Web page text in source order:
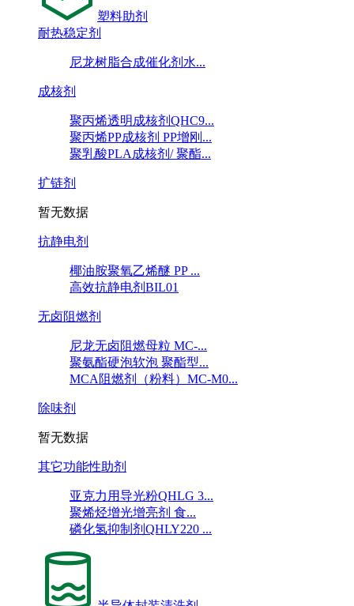
塑料助剂
耐热稳定剂
尼龙树脂合成催化剂水...
成核剂
聚丙烯透明成核剂QHC9...
聚丙烯PP成核剂 PP增刚...
聚乳酸PLA成核剂/ 聚酯...
扩链剂
暂无数据
抗静电剂
椰油胺聚氧乙烯醚 PP ...
高效抗静电剂BIL01
无卤阻燃剂
尼龙无卤阻燃母粒 MC-...
聚氨酯硬泡软泡 聚酯型...
MCA阻燃剂（粉料）MC-M0...
除味剂
暂无数据
其它功能性助剂
亚克力用导光粉QHLG 3...
聚烯烃增光增亮剂 食...
磷化氢抑制剂QHLY220 ...